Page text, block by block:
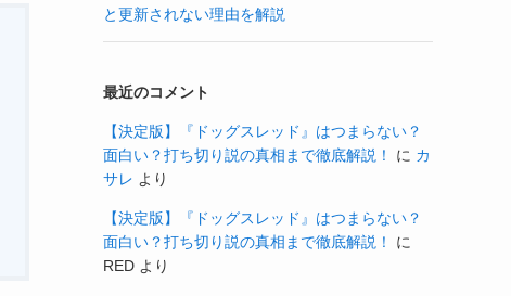
と更新されない理由を解説
最近のコメント
【決定版】『ドッグスレッド』はつまらない？
面白い？打ち切り説の真相まで徹底解説！
に カ
サレ より
【決定版】『ドッグスレッド』はつまらない？
面白い？打ち切り説の真相まで徹底解説！
に
RED より